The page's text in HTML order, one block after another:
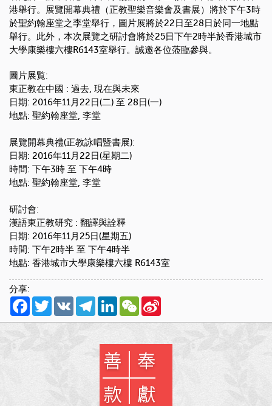
港舉行。展覽開幕典禮（正教聖樂音樂會及書展）將於下午3時
於聖約翰座堂之李堂舉行，圖片展將於22日至28日於同一地點
舉行。此外，本次展覽之研討會將於25日下午2時半於香港城市
大學康樂樓六樓R6143室舉行。誠邀各位蒞臨參與。
圖片展覧:
東正教在中國 : 過去, 現在與未來
日期: 2016年11月22日(二) 至 28日(一)
地點: 聖約翰座堂, 李堂
展覽開幕典禮(正教詠唱暨書展):
日期: 2016年11月22日(星期二)
時間: 下午3時 至 下午4時
地點: 聖約翰座堂, 李堂
研討會:
漢語東正教研究 : 翻譯與詮釋
日期: 2016年11月25日(星期五)
時間: 下午2時半 至 下午4時半
地點: 香港城市大學康樂樓六樓 R6143室
分享:
Facebook
TwitterVK TelegramLinkedInWeChat